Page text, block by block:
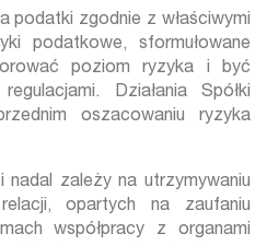
podatki zgodnie z właściwymi
podatkowe, sformułowane
poziom ryzyka i być
Działania Spółki
oszacowaniu ryzyka
nadal zależy na utrzymywaniu
relacji, opartych na zaufaniu
współpracy z organami